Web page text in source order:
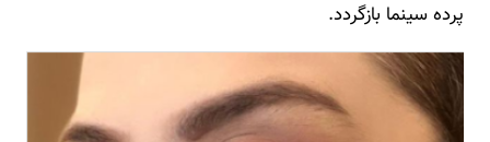
پرده سینما بازگردد.